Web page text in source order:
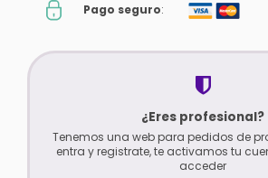
Pago seguro:
¿Eres profesional?
Tenemos una web para pedidos de
entra y registrate, te activamos tu
acceder